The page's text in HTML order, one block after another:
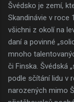
Švédsko je zemí,
Skandinávie v roce
všichni z okolí na
daní a povinné
mnoho
či Finska. Švédská
podle sčítání lidu v
narozených mimo